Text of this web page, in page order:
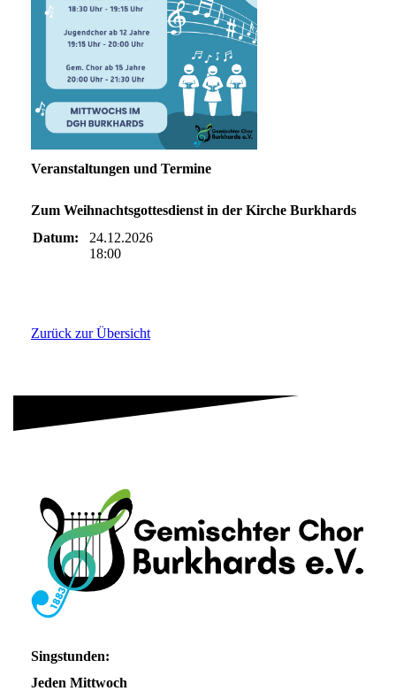
Veranstaltungen und Termine
Zum Weihnachtsgottesdienst in der Kirche Burkhards
Datum:
24.12.2026
18:00
Zurück zur Übersicht
Singstunden:
Jeden Mittwoch